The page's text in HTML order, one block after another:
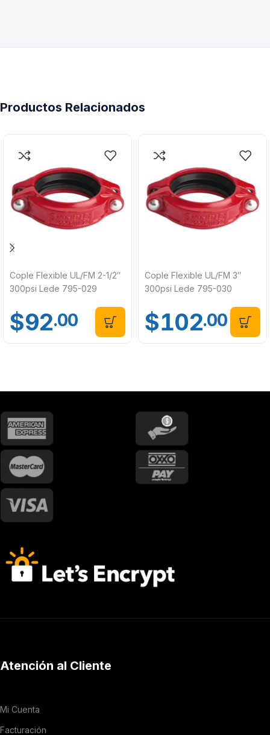
Productos Relacionados
Cople Flexible UL/FM 2-1/2″
300psi Lede 795-029
$92.00
Cople Flexible UL/FM 3″
300psi Lede 795-030
$102.00
Atención al Cliente
Mi Cuenta
Facturación